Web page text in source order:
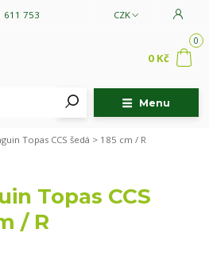
Menu
CZK
611 753
0
0 Kč
Topas CCS šedá > 185 cm / R
Topas CCS
/ R